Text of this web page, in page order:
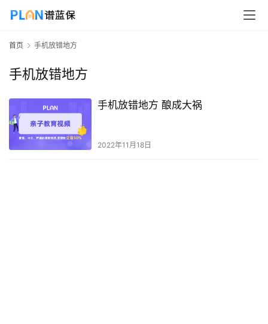
首页 手机放错地方
手机放错地方
手机放错地方 酿成大祸
2022年11月18日